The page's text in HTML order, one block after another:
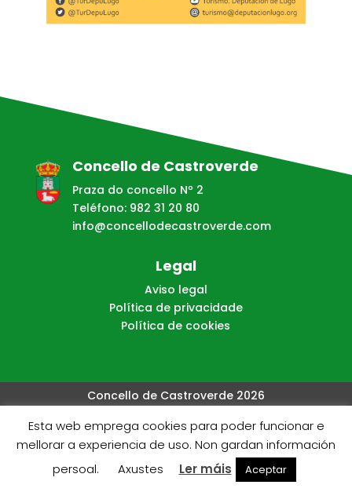
Concello de Castroverde
Praza do concello Nº 2
Teléfono: 982 31 20 80
info@concellodecastroverde.com
Legal
Aviso legal
Política de privacidade
Política de cookies
Concello de Castroverde 2026
Web creada, aloxada e mantida por Café Dixital SL - 2026.
Visítanos enhttps://cafedixital.comou ponte en
contacto con nos en
info@cafedixital.com
Esta web emprega cookies para poder funcionar e
mellorar a experiencia de uso. Non gardan información
persoal.
Axustes Ler máis Aceptar